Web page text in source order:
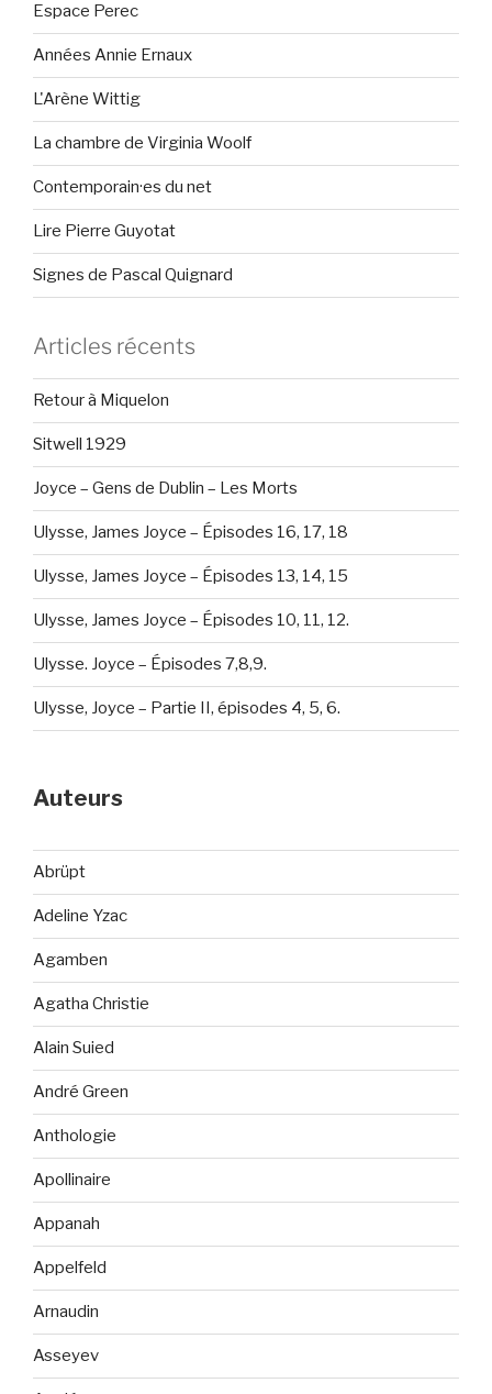
Espace Perec
Années Annie Ernaux
L'Arène Wittig
La chambre de Virginia Woolf
Contemporain·es du net
Lire Pierre Guyotat
Signes de Pascal Quignard
Articles récents
Retour à Miquelon
Sitwell 1929
Joyce – Gens de Dublin – Les Morts
Ulysse, James Joyce – Épisodes 16, 17, 18
Ulysse, James Joyce – Épisodes 13, 14, 15
Ulysse, James Joyce – Épisodes 10, 11, 12.
Ulysse. Joyce – Épisodes 7,8,9.
Ulysse, Joyce – Partie II, épisodes 4, 5, 6.
Auteurs
Abrüpt
Adeline Yzac
Agamben
Agatha Christie
Alain Suied
André Green
Anthologie
Apollinaire
Appanah
Appelfeld
Arnaudin
Asseyev